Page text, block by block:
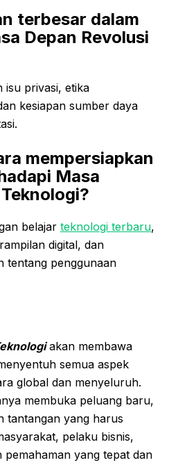
terbesar dalam
Depan Revolusi
isu privasi, etika
kesiapan sumber daya
mempersiapkan
Masa
belajar teknologi terbaru,
digital, dan
tentang penggunaan
akan membawa
semua aspek
global dan menyeluruh.
membuka peluang baru,
tantangan yang harus
pelaku bisnis,
pemahaman yang tepat dan